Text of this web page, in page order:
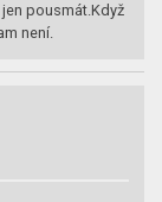
pousmát.Když
není.